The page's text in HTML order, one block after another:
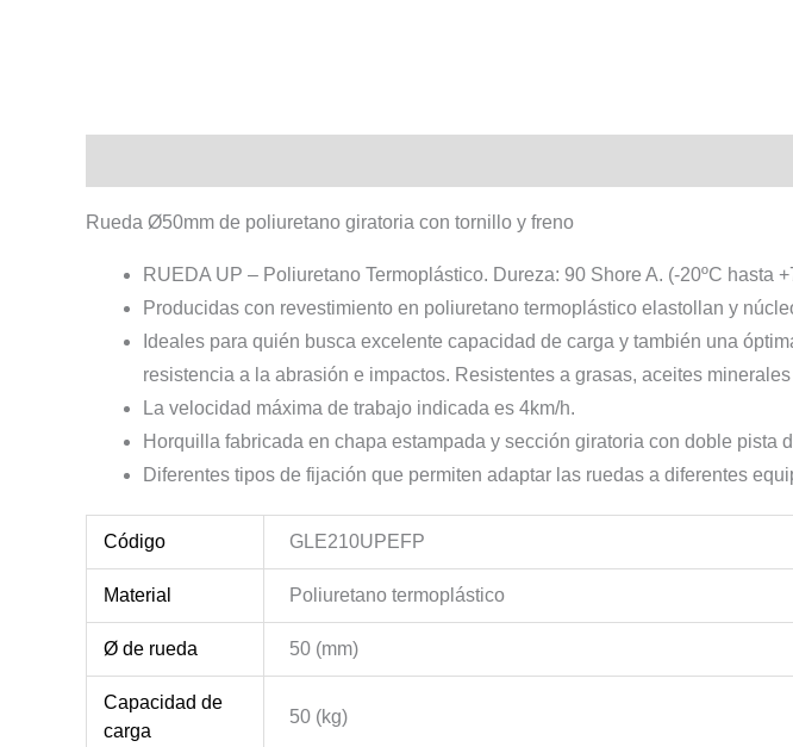
Rueda Ø50mm de poliuretano giratoria con tornillo y freno
RUEDA UP – Poliuretano Termoplástico. Dureza: 90 Shore A. (-20ºC hasta
Producidas con revestimiento en poliuretano termoplástico elastollan y
Ideales para quién busca excelente capacidad de carga y también una
resistencia a la abrasión e impactos. Resistentes a grasas, aceites
La velocidad máxima de trabajo indicada es 4km/h.
Horquilla fabricada en chapa estampada y sección giratoria con doble
Diferentes tipos de fijación que permiten adaptar las ruedas a diferentes
Código GLE210UPEFP
Material Poliuretano termoplástico
Ø de rueda 50 (mm)
Capacidad de
carga
50 (kg)